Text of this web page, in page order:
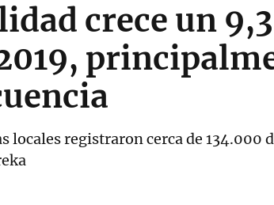
crece un
locales registraron cerca de 134.000